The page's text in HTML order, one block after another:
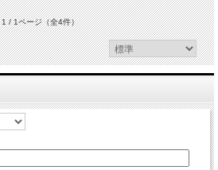
1 / 1ページ（全4件）